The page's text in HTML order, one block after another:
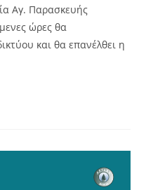
Αγ. Παρασκευής
ώρες θα
και θα επανέλθει η